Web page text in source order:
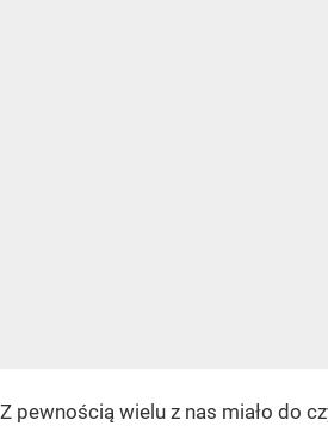
Z pewnością wielu z nas miało do